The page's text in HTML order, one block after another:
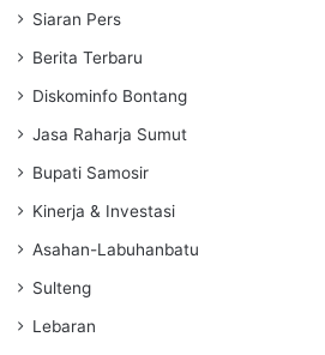
Siaran Pers
Berita Terbaru
Diskominfo Bontang
Jasa Raharja Sumut
Bupati Samosir
Kinerja & Investasi
Asahan-Labuhanbatu
Sulteng
Lebaran